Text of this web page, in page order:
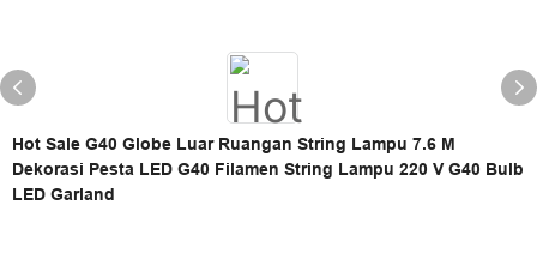
Hot Sale G40 Globe Luar Ruangan String Lampu 7.6 M
Dekorasi Pesta LED G40 Filamen String Lampu 220 V G40 Bulb
LED Garland